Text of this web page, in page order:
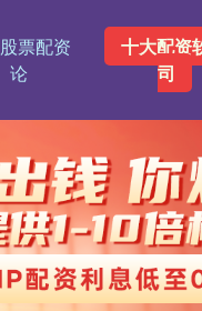
股票配资
论
十大配资
司